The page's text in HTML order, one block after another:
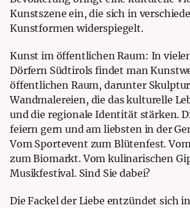
Kunstszene ein, die sich in
Kunstformen widerspiegelt.
Kunst im öffentlichen Raum: In
Dörfern Südtirols findet man
öffentlichen Raum, darunter
Wandmalereien, die das kulturelle
und die regionale Identität stärken.
feiern gern und am liebsten in der
Vom Sportevent zum Blütenfest.
zum Biomarkt. Vom kulinarischen
Musikfestival. Sind Sie dabei?
Die Fackel der Liebe entzündet sich